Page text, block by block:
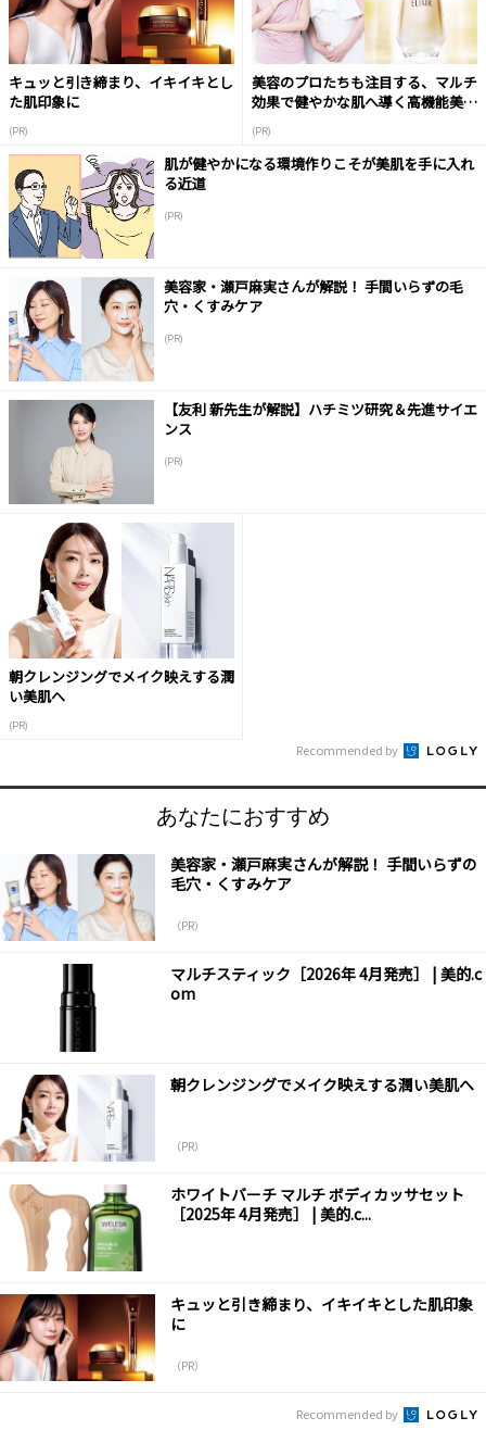
キュッと引き締まり、イキイキとし
た肌印象に
(PR)
美容のプロたちも注目する、マルチ
効果で健やかな肌へ導く高機能美容
(PR)
肌が健やかになる環境作りこそが美肌を手に入れ
る近道
(PR)
美容家・瀬戸麻実さんが解説！ 手間いらずの毛
穴・くすみケア
(PR)
【友利 新先生が解説】ハチミツ研究＆先進サイエ
ンス
(PR)
朝クレンジングでメイク映えする潤
い美肌へ
(PR)
Recommended by
あなたにおすすめ
美容家・瀬戸麻実さんが解説！ 手間いらずの
毛穴・くすみケア
（PR）
マルチスティック［2026年 4月発売］ | 美的.c
om
朝クレンジングでメイク映えする潤い美肌へ
（PR）
ホワイトバーチ マルチ ボディカッサセット
［2025年 4月発売］ | 美的.c...
キュッと引き締まり、イキイキとした肌印象
に
（PR）
Recommended by